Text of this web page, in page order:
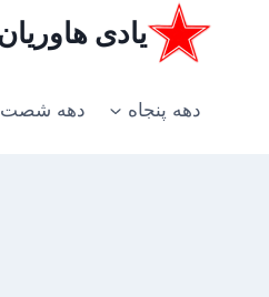
یادی
دهه پنجاه دهه شصت